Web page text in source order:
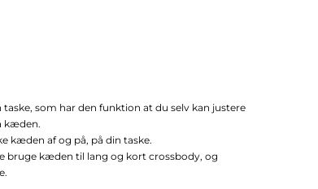
som har den funktion at du selv kan justere
kæden.
kæden af og på, på din taske.
bruge kæden til lang og kort crossbody, og